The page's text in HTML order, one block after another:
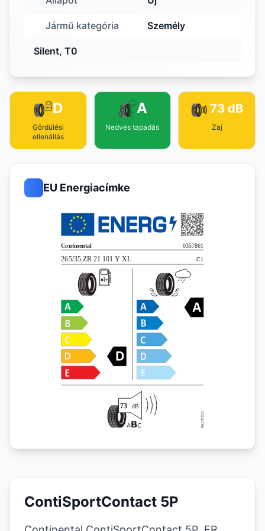
Jármű kategória Személy
Silent, T0
D
Gördülési
ellenállás
A
Nedves tapadás
73 dB
Zaj
EU Energiacímke
ContiSportContact 5P